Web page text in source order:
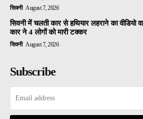
सिवनी August 7, 2026
सिवनी में चलती कार से हथियार लहराने का वीडियो
कार ने 4 लोगों को मारी टक्कर
सिवनी August 7, 2026
Subscribe